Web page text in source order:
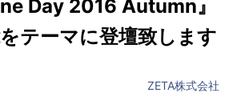
Day 2016 Autumn』
テーマに登壇致します
ZETA株式会社